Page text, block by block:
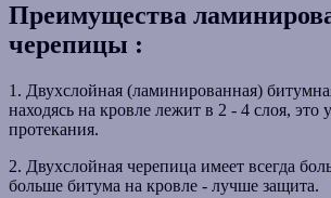
Преимущества
черепицы :
1. Двухслойная (ламинированная)
находясь на кровле лежит в 2 - 4 слоя, это
протекания.
2. Двухслойная черепица имеет всегда
больше битума на кровле - лучше защита.